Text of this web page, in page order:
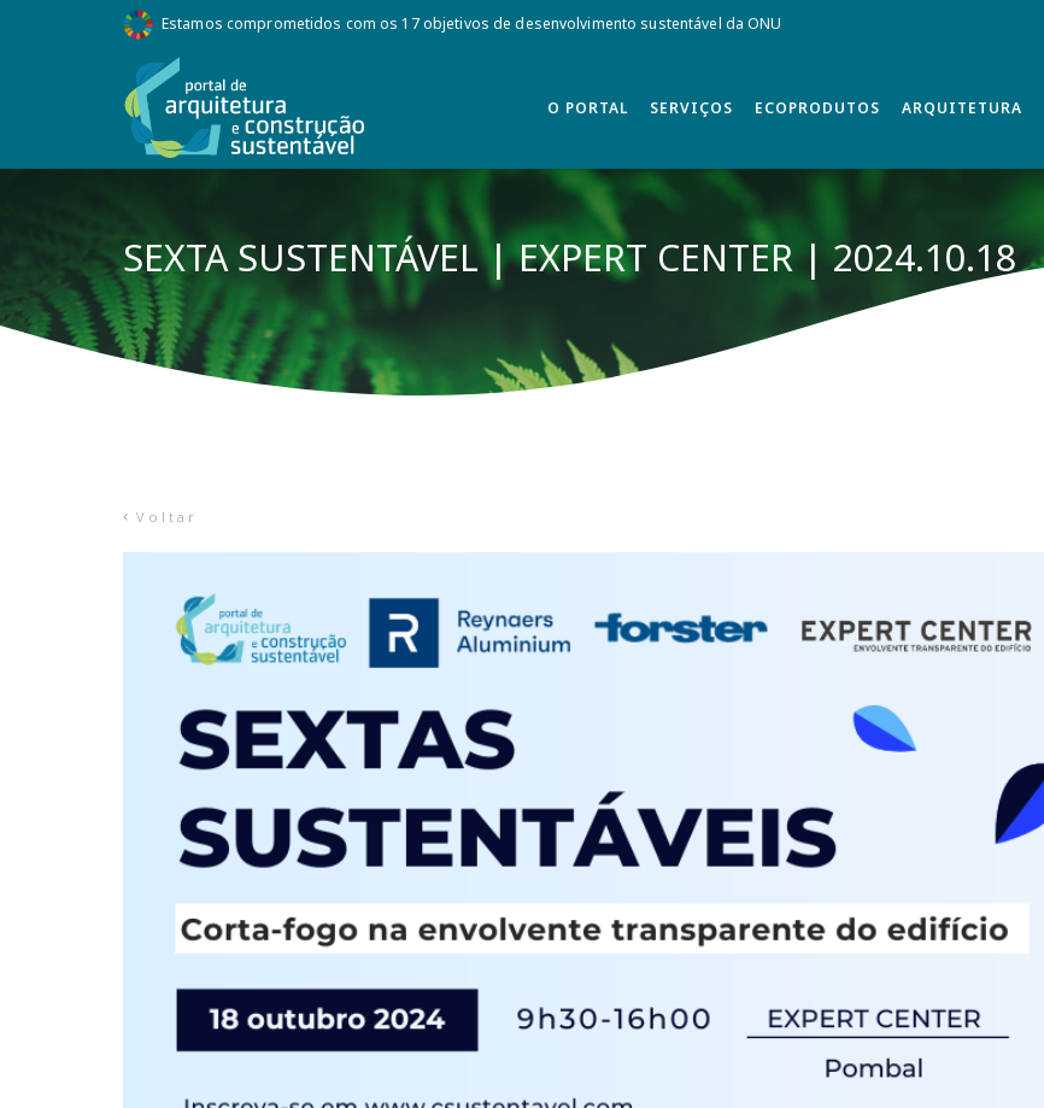
Estamos comprometidos com os 17 objetivos de desenvolvimento sustentável da ONU
O PORTAL SERVIÇOS ECOPRODUTOS ARQUITETURA
SEXTA SUSTENTÁVEL | EXPERT CENTER | 2024.10.18
Voltar